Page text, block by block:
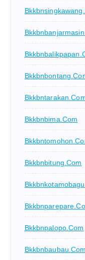
Bkkbnbima.com
Bkkbnbitung.com
Bkkbnpalopo.com
Bkkbnbaubau.com